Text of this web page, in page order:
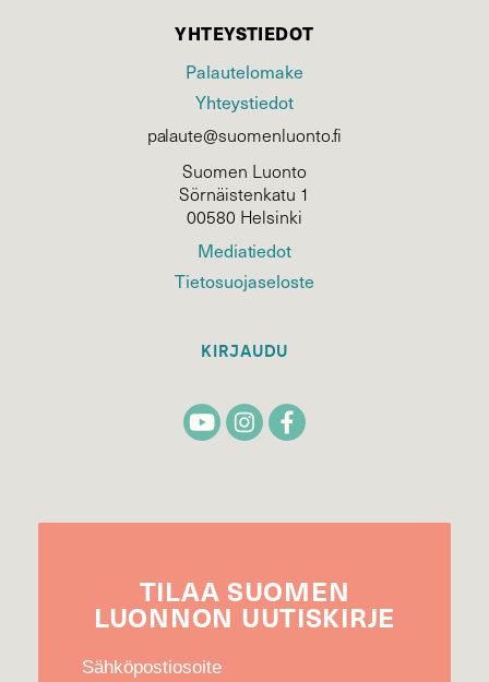
YHTEYSTIEDOT
Palautelomake
Yhteystiedot
palaute@suomenluonto.fi
Suomen Luonto
Sörnäistenkatu 1
00580 Helsinki
Mediatiedot
Tietosuojaseloste
KIRJAUDU
TILAA SUOMEN
LUONNON UUTIS­KIRJE
Sähköpostiosoite